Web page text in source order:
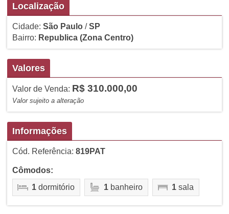
Localização
Cidade: São Paulo/SP
Bairro: Republica (Zona Centro)
Valores
Valor de Venda: R$ 310.000,00
Valor sujeito a alteração
Informações
Cód. Referência: 819PAT
Cômodos:
1dormitório 1banheiro 1sala